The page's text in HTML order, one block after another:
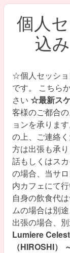
個人
込
☆個人セッショ
です。 こちら
さい ☆最新ス
客様のご都合
ョンを承りま
の上、ご連絡
方は出張も
話もしくはス
の場合、当サ
内カフェにて
自身の飲食代
ムの場合は別
出張の場合、
Lumiere
（HIROSHI）